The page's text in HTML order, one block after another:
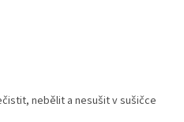
nebělit a nesušit v sušičce